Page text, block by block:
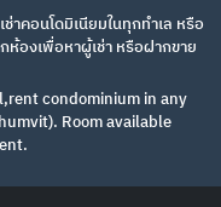
คอนโดมิเนียมในทุกทำเล หรือ
ห้องเพื่อหาผู้เช่า หรือฝากขาย
condominium in any
Room available